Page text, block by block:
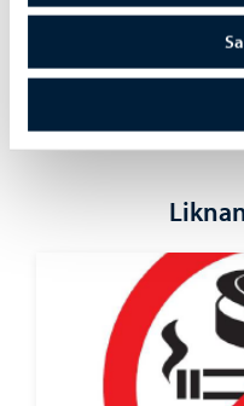
Dela på Facebook
Dela på